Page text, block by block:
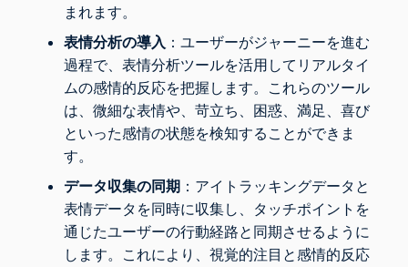
まれます。
表情分析の導入 ：ユーザーがジャーニーを進む
過程で、表情分析ツールを活用してリアルタイ
ムの感情的反応を把握します。これらのツール
は、微細な表情や、苛立ち、困惑、満足、喜び
といった感情の状態を検知することができま
す。
データ収集の同期 ：アイトラッキングデータと
表情データを同時に収集し、タッチポイントを
通じたユーザーの行動経路と同期させるように
します。これにより、視覚的注目と感情的反応